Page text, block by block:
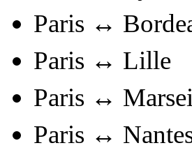
Paris ↔
Paris ↔ Lille
Paris ↔
Paris ↔